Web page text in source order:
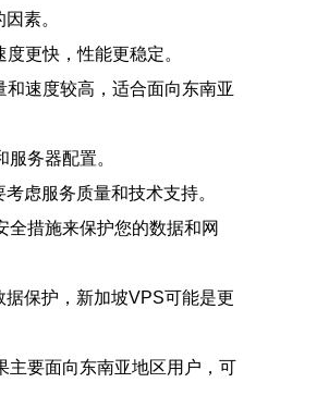
素。
更快，性能更稳定。
速度较高，适合面向东南亚
务器配置。
虑服务质量和技术支持。
措施来保护您的数据和网
保护，新加坡VPS可能是更
主要面向东南亚地区用户，可